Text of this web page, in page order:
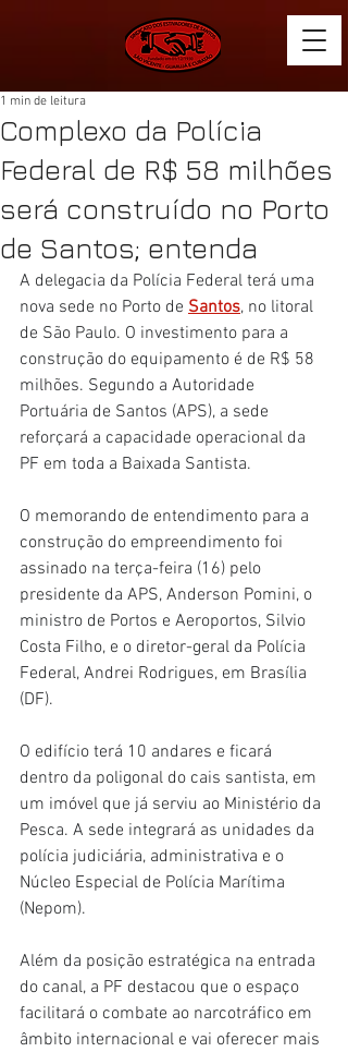
Complexo da Polícia
Federal de R$ 58 milhões
será construído no Porto
de Santos; entenda
1 min de leitura
A delegacia da Polícia Federal terá uma
nova sede no Porto de Santos, no litoral
de São Paulo. O investimento para a
construção do equipamento é de R$ 58
milhões. Segundo a Autoridade
Portuária de Santos (APS), a sede
reforçará a capacidade operacional da
PF em toda a Baixada Santista.
O memorando de entendimento para a
construção do empreendimento foi
assinado na terça-feira (16) pelo
presidente da APS, Anderson Pomini, o
ministro de Portos e Aeroportos, Silvio
Costa Filho, e o diretor-geral da Polícia
Federal, Andrei Rodrigues, em Brasília
(DF).
O edifício terá 10 andares e ficará
dentro da poligonal do cais santista, em
um imóvel que já serviu ao Ministério da
Pesca. A sede integrará as unidades da
polícia judiciária, administrativa e o
Núcleo Especial de Polícia Marítima
(Nepom).
Além da posição estratégica na entrada
do canal, a PF destacou que o espaço
facilitará o combate ao narcotráfico em
âmbito internacional e vai oferecer mais